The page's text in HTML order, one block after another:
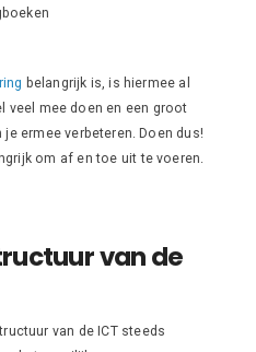
belangrijk is, is hiermee al
veel mee doen en een groot
ermee verbeteren. Doen dus!
om af en toe uit te voeren.
van de
van de ICT steeds